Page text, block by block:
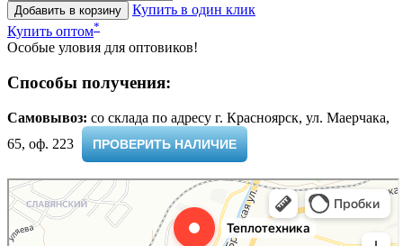
Добавить в корзину
Купить в один клик
Купить оптом*
Особые уловия для оптовиков!
Способы получения:
Самовывоз: cо склада по адресу г. Красноярск, ул. Маерчака,
65, оф. 223 ​
ПРОВЕРИТЬ НАЛИЧИЕ